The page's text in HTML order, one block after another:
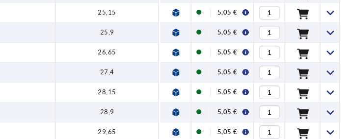
25,15 5,05 €
25,9 5,05 €
26,65 5,05 €
27,4 5,05 €
28,15 5,05 €
28,9 5,05 €
29,65 5,05 €